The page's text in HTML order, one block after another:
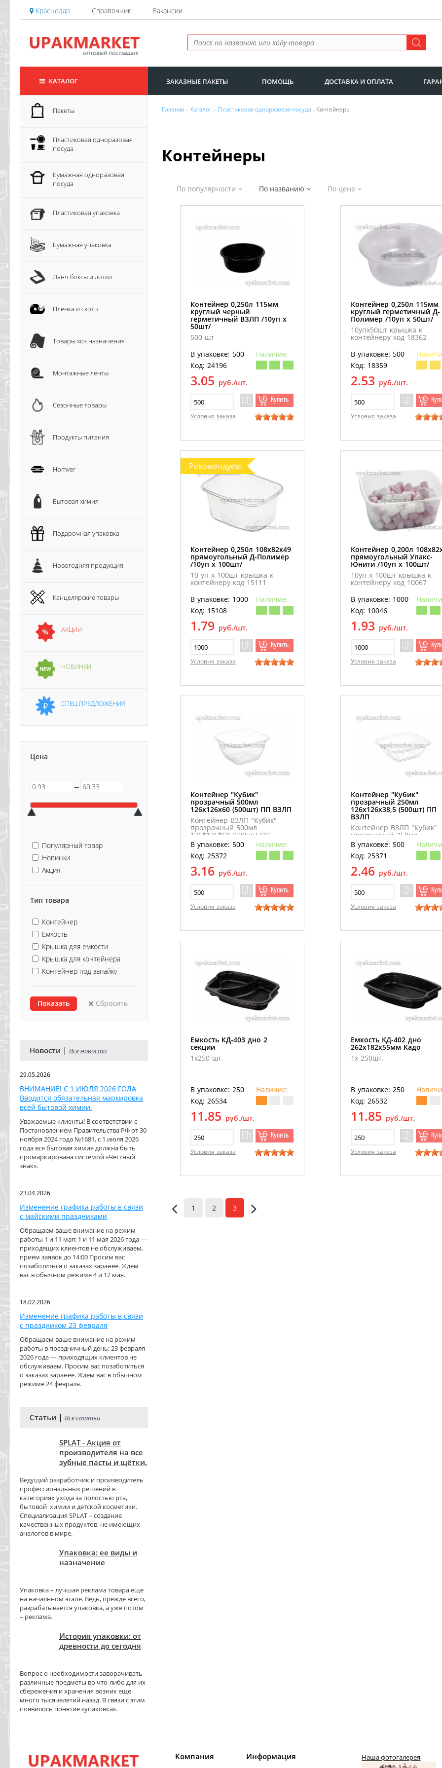
Краснодар Справочник Вакансии
КАТАЛОГ ЗАКАЗНЫЕ ПАКЕТЫ ПОМОЩЬ ДОСТАВКА И ОПЛАТА
Пакеты
Пластиковая одноразовая
посуда
Бумажная одноразовая
посуда
Пластиковая упаковка
Бумажная упаковка
Ланч боксы и лотки
Пленка и скотч
Товары хоз назначения
Монтажные ленты
Сезонные товары
Продукты питания
Homver
Бытовая химия
Подарочная упаковка
Новогодняя продукция
Канцелярские товары
АКЦИИ
НОВИНКИ
СПЕЦ ПРЕДЛОЖЕНИЯ
Цена
─
Популярный товар
Новинки
Акция
Тип товара
Контейнер
Емкость
Крышка для емкости
Крышка для контейнера
Контейнер под запайку
Сбросить
Новости | Все новости
29.05.2026
ВНИМАНИЕ! С 1 ИЮЛЯ 2026 ГОДА
Вводится обязательная маркировка
всей бытовой химии.
Уважаемые клиенты! В соответствии с
Постановлением Правительства РФ от 30
ноября 2024 года №1681, с 1 июля 2026
года вся бытовая химия должна быть
промаркирована системой «Честный
знак».
23.04.2026
Изменение графика работы в связи
с майскими праздниками
Обращаем ваше внимание на режим
работы 1 и 11 мая: 1 и 11 мая 2026 года —
приходящих клиентов не обслуживаем,
прием заявок до 14:00 Просим вас
позаботиться о заказах заранее. Ждем
вас в обычном режиме 4 и 12 мая.
18.02.2026
Изменение графика работы в связи
с праздником 23 февраля
Обращаем ваше внимание на режим
работы в праздничный день: 23 февраля
2026 года — приходящих клиентов не
обслуживаем. Просим вас позаботиться
о заказах заранее. Ждем вас в обычном
режиме 24 февраля.
Статьи | Все статьи
SPLAT - Акция от
производителя на все
зубные пасты и щётки.
Ведущий разработчик и производитель
профессиональных решений в
категориях ухода за полостью рта,
бытовой химии и детской косметики.
Специализация SPLAT – создание
качественных продуктов, не имеющих
аналогов в мире.
Упаковка: ее виды и
назначение
Упаковка – лучшая реклама товара еще
на начальном этапе. Ведь, прежде всего,
разрабатывается упаковка, а уже потом
– реклама.
История упаковки: от
древности до сегодня
Вопрос о необходимости заворачивать
различные предметы во что-либо для их
сбережения и хранения возник еще
много тысячелетий назад. В связи с этим
появилось понятие «упаковка».
Главная- Каталог- Пластиковая одноразовая посуда- Контейнеры
Контейнеры
По популярности По названию По цене
Контейнер 0,250л 115мм
круглый черный
герметичный ВЗЛП /10уп х
50шт/
500 шт
В упаковке: 500
Наличие:
Код: 24196
3.05 руб./шт.
Купить
Условия заказа
Контейнер 0,250л 115мм
круглый герметичный Д-
Полимер /10уп х 50шт/
10упх50шт крышка к
контейнеру код 18362
В упаковке: 500
Код: 18359
2.53 руб./шт.
Условия заказа
Рекомендуем
Контейнер 0,250л 108х82х49
прямоугольный Д-Полимер
/10уп х 100шт/
10 уп х 100шт крышка к
контейнеру код 15111
В упаковке: 1000
Наличие:
Код: 15108
1.79 руб./шт.
Купить
Условия заказа
Контейнер 0,200л
прямоугольный Упакс-
Юнити /10уп х 100шт/
10уп х 100шт крышка к
контейнеру код 10067
В упаковке: 1000
Код: 10046
1.93 руб./шт.
Условия заказа
Контейнер "Кубик"
прозрачный 500мл
126х126х60 (500шт) ПП ВЗЛП
Контейнер ВЗЛП "Кубик"
прозрачный 500мл
126*126*60 (500шт) ПП
В упаковке: 500
Наличие:
Код: 25372
3.16 руб./шт.
Купить
Условия заказа
Контейнер "Кубик"
прозрачный 250мл
126х126х38,5 (500шт) ПП
ВЗЛП
Контейнер ВЗЛП "Кубик"
прозрачный 250мл
126*126*38,5 (500шт) ПП
В упаковке: 500
Код: 25371
2.46 руб./шт.
Условия заказа
Емкость КД-403 дно 2
секции
1х250 шт.
В упаковке: 250
Наличие:
Код: 26534
11.85 руб./шт.
Купить
Условия заказа
Емкость КД-402 дно
262х182х55мм Кадо
1х 250шт.
В упаковке: 250
Код: 26532
11.85 руб./шт.
Условия заказа
1 2 3
Компания Информация Наша фотогалерея